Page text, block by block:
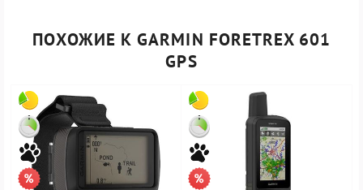
ПОХОЖИЕ К GARMIN FORETREX 601
GPS